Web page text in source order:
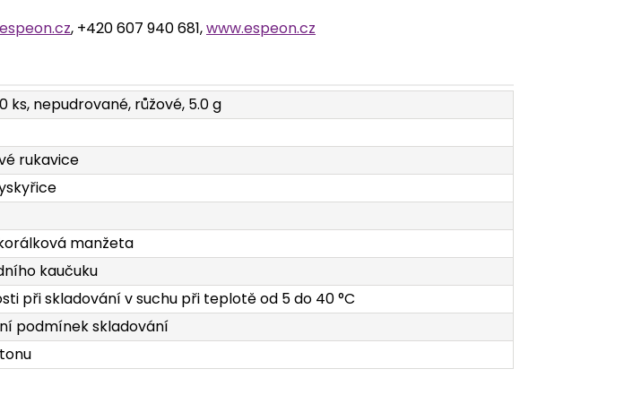
, +420 607 940 681,www.espeon.cz
ks, nepudrované, růžové, 5.0 g
rukavice
manžeta
kaučuku
při skladování v suchu při teplotě od 5 do 40 °C
podmínek skladování